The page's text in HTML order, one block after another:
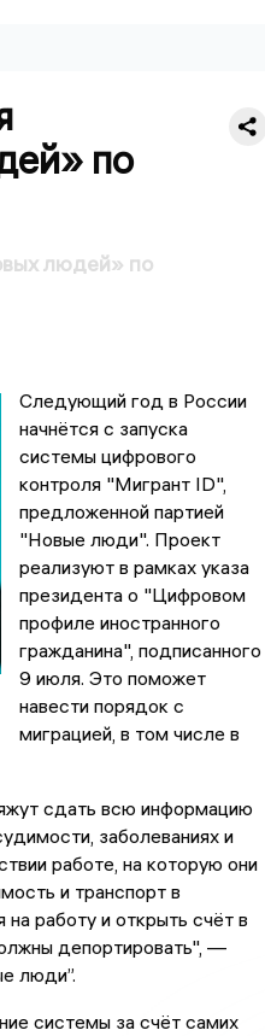
по
людей» по
Следующий год в России
начнётся с запуска
системы цифрового
контроля "Мигрант ID",
предложенной партией
"Новые люди". Проект
реализуют в рамках указа
президента о "Цифровом
профиле иностранного
гражданина", подписанного
9 июля. Это поможет
навести порядок с
миграцией, в том числе в
сдать всю информацию
заболеваниях и
работе, на которую они
и транспорт в
работу и открыть счёт в
депортировать", —
люди”.
системы за счёт самих